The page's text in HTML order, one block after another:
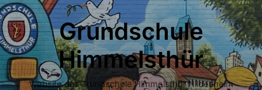
Grundschule
Himmelsthür
Website der Grundschule Himmelsthür Hildesheim